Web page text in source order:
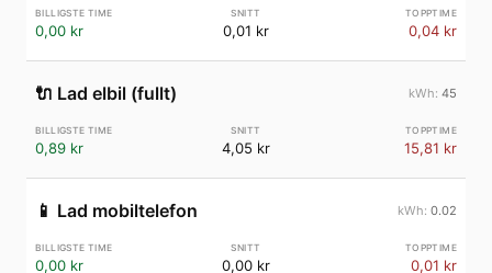
0,00 kr 0,01 kr 0,04 kr
🔌 Lad elbil (fullt) 45
0,89 kr 4,05 kr 15,81 kr
📱 Lad mobiltelefon 0.02
0,00 kr 0,00 kr 0,01 kr